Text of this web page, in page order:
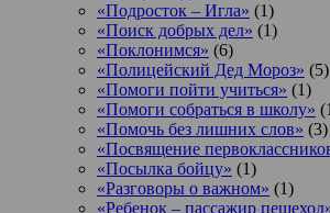
«Подросток ‒ Игла» (1)
«Поиск добрых дел» (1)
«Поклонимся» (6)
«Полицейский Дед Мороз» (5)
«Помоги пойти учиться» (1)
«Помоги собраться в школу»
«Помочь без лишних слов» (3)
«Посвящение
«Посылка бойцу» (1)
«Разговоры о важном» (1)
«Ребенок – пассажир